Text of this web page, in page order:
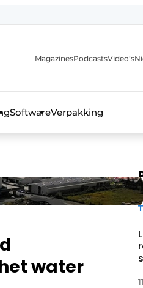
MagazinesPodcastsVideo’s
SoftwareVerpakking
water